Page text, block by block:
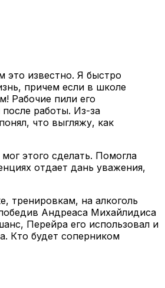
это известно. Я быстро
причем если в школе
Рабочие пили его
работы. Из-за
что выгляжу, как
этого сделать. Помогла
отдает дань уважения,
тренировкам, на алкоголь
Андреаса Михайлидиса
Перейра его использовал и
Кто будет соперником